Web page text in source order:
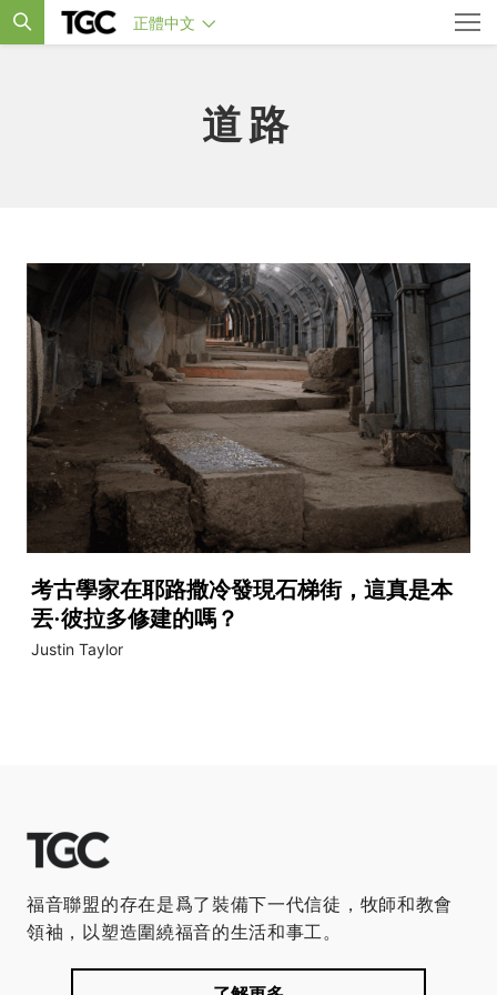
正體中文
道路
考古學家在耶路撒冷發現石梯街，這真是本
丟·彼拉多修建的嗎？
Justin Taylor
福音聯盟的存在是爲了裝備下一代信徒，牧師和教會
領袖，以塑造圍繞福音的生活和事工。